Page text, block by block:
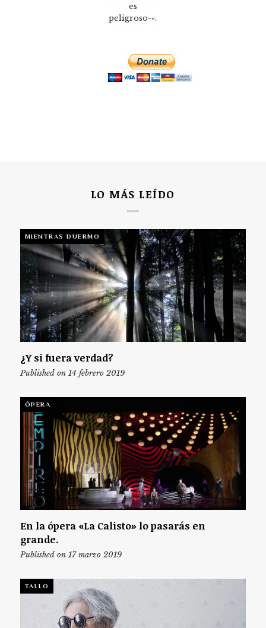
es
peligroso-«.
LO MÁS LEÍDO
MIENTRAS DUERMO
¿Y si fuera verdad?
Published on 14 febrero 2019
ÓPERA
En la ópera «La Calisto» lo pasarás en
grande.
Published on 17 marzo 2019
TALLO